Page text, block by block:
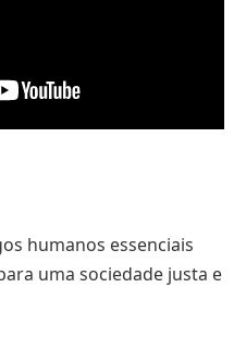
humanos essenciais
uma sociedade justa e